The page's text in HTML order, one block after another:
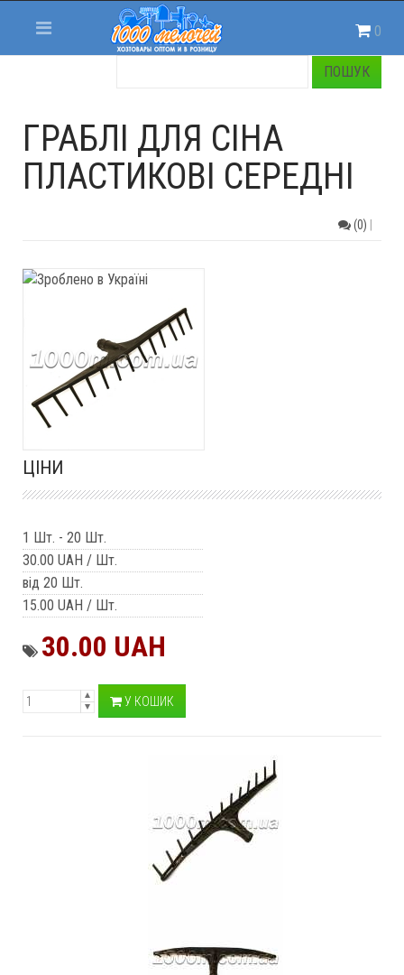
0
ГРАБЛІ ДЛЯ СІНА
ПЛАСТИКОВІ СЕРЕДНІ
(0)
ЦІНИ
1 Шт. - 20 Шт.
30.00 UAH / Шт.
від 20 Шт.
15.00 UAH / Шт.
30.00 UAH
У КОШИК